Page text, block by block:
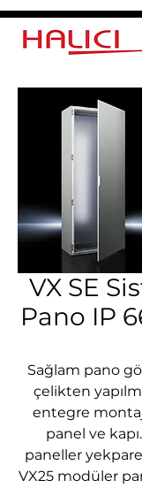
VX SE
Pano IP
Sağlam pano
çelikten
entegre montaj
panel ve
paneller
VX25 modüler